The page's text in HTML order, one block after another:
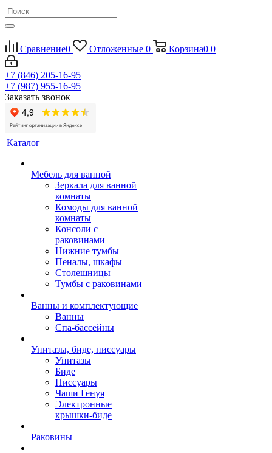
Сравнение0 Отложенные 0 Корзина0 0
+7 (846) 205-16-95
+7 (987) 955-16-95
Заказать звонок
Каталог
Мебель для ванной
Зеркала для ванной
комнаты
Комоды для ванной
комнаты
Консоли с
раковинами
Нижние тумбы
Пеналы, шкафы
Столешницы
Тумбы с раковинами
Ванны и комплектующие
Ванны
Спа-бассейны
Унитазы, биде, писсуары
Унитазы
Биде
Писсуары
Чаши Генуя
Электронные
крышки-биде
Раковины